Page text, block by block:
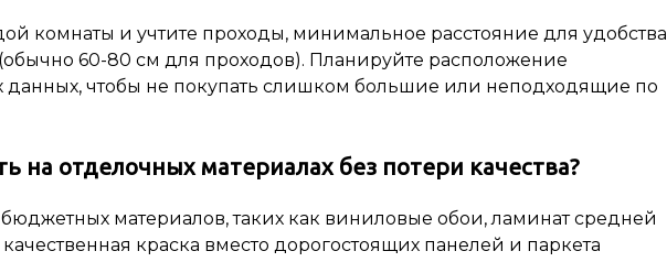
комнаты и учтите проходы, минимальное расстояние для удобства
60-80 см для проходов). Планируйте расположение
данных, чтобы не покупать слишком большие или неподходящие по
на отделочных материалах без потери качества?
материалов, таких как виниловые обои, ламинат средней
краска вместо дорогостоящих панелей и паркета